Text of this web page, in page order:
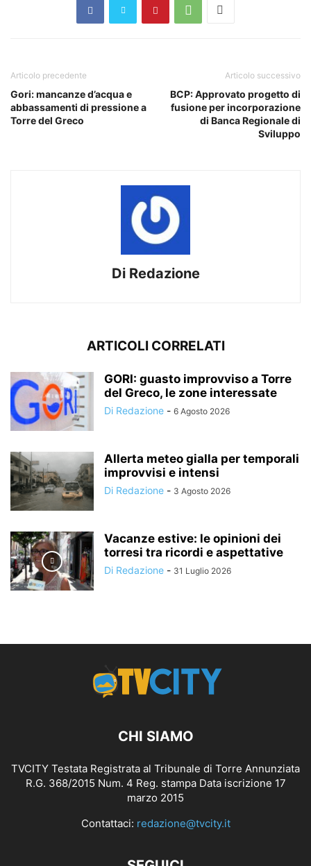
Articolo precedente
Gori: mancanze d’acqua e
abbassamenti di pressione a
Torre del Greco
Articolo successivo
BCP: Approvato progetto di
fusione per incorporazione
di Banca Regionale di
Sviluppo
Di Redazione
ARTICOLI CORRELATI
GORI: guasto improvviso a Torre
del Greco, le zone interessate
Di Redazione - 6 Agosto 2026
Allerta meteo gialla per temporali
improvvisi e intensi
Di Redazione - 3 Agosto 2026
Vacanze estive: le opinioni dei
torresi tra ricordi e aspettative
Di Redazione - 31 Luglio 2026
CHI SIAMO
TVCITY Testata Registrata al Tribunale di Torre Annunziata
R.G. 368/2015 Num. 4 Reg. stampa Data iscrizione 17
marzo 2015
Contattaci: redazione@tvcity.it